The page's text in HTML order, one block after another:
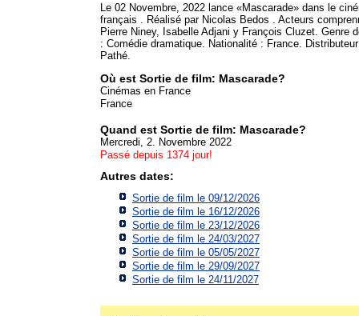
Le 02 Novembre, 2022 lance «Mascarade» dans le
français . Réalisé par Nicolas Bedos . Acteurs
Pierre Niney, Isabelle Adjani y François Cluzet. Genre
: Comédie dramatique. Nationalité : France.
Pathé.
Où est Sortie de film: Mascarade?
Cinémas en France
France
Quand est Sortie de film: Mascarade?
Mercredi, 2. Novembre 2022
Passé depuis 1374 jour!
Autres dates:
Sortie de film le 09/12/2026
Sortie de film le 16/12/2026
Sortie de film le 23/12/2026
Sortie de film le 24/03/2027
Sortie de film le 05/05/2027
Sortie de film le 29/09/2027
Sortie de film le 24/11/2027